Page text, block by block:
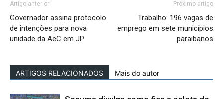
Artigo anterior
Governador assina protocolo
de intenções para nova
unidade da AeC em JP
Próximo artigo
Trabalho: 196 vagas de
emprego em sete municípios
paraibanos
ARTIGOS RELACIONADOS Mais do autor